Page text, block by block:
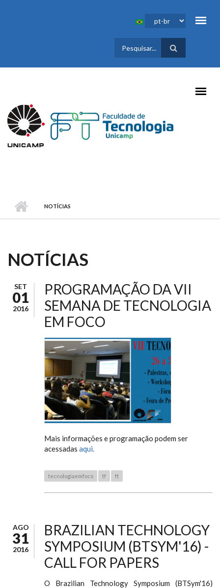
FORMULÁRIO
DE BUSCA
NOTÍCIAS
NOTÍCIAS
SET
01
2016
PROGRAMAÇÃO DA VII
SEMANA DE TECNOLOGIA
EM FOCO
Mais informações e programação podem ser
acessadas aqui.
tecnologiaemfoco tf ft
AGO
31
2016
BRAZILIAN TECHNOLOGY
SYMPOSIUM (BTSYM'16) -
CALL FOR PAPERS
O Brazilian Technology Symposium (BTSym'16)